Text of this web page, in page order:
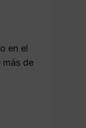
en el
más de